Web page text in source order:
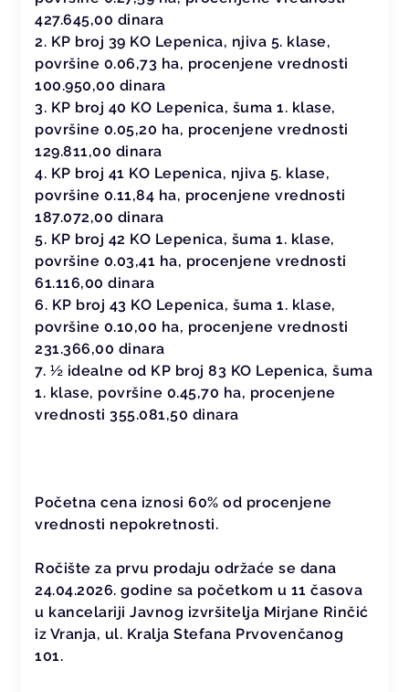
427.645,00 dinara
2. KP broj 39 KO Lepenica, njiva 5. klase,
površine 0.06,73 ha, procenjene vrednosti
100.950,00 dinara
3. KP broj 40 KO Lepenica, šuma 1. klase,
površine 0.05,20 ha, procenjene vrednosti
129.811,00 dinara
4. KP broj 41 KO Lepenica, njiva 5. klase,
površine 0.11,84 ha, procenjene vrednosti
187.072,00 dinara
5. KP broj 42 KO Lepenica, šuma 1. klase,
površine 0.03,41 ha, procenjene vrednosti
61.116,00 dinara
6. KP broj 43 KO Lepenica, šuma 1. klase,
površine 0.10,00 ha, procenjene vrednosti
231.366,00 dinara
7. ½ idealne od KP broj 83 KO Lepenica, šuma
1. klase, površine 0.45,70 ha, procenjene
vrednosti 355.081,50 dinara
Početna cena iznosi 60% od procenjene
vrednosti nepokretnosti.
Ročište za prvu prodaju održaće se dana
24.04.2026. godine sa početkom u 11 časova
u kancelariji Javnog izvršitelja Mirjane Rinčić
iz Vranja, ul. Kralja Stefana Prvovenčanog
101.